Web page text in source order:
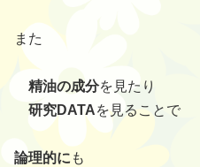
また
精油の成分を見たり
研究DATAを見ることで
論理的に も